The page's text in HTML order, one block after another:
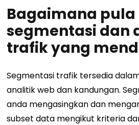
Bagaimana
segmentasi dan
trafik yang
Segmentasi trafik tersedia
analitik web dan kandungan.
anda mengasingkan dan
subset data mengikut kriteria